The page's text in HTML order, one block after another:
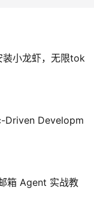
小龙虾，无限tok
Driven Developm
箱 Agent 实战教